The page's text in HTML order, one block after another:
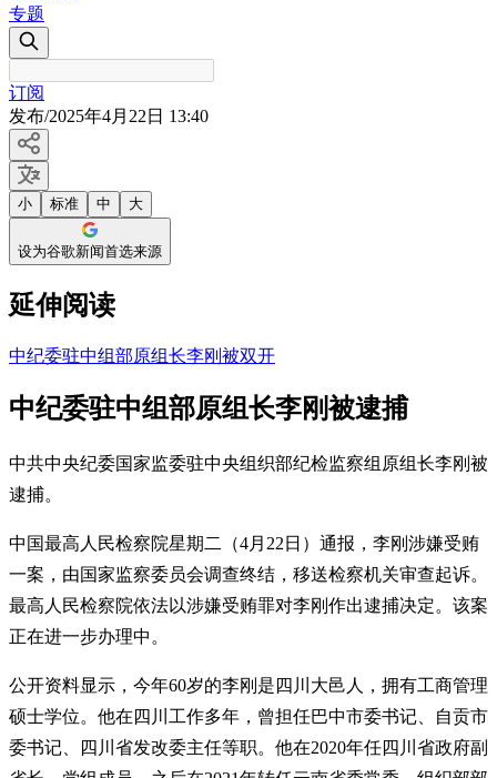
专题
订阅
发布/2025年4月22日 13:40
小 标准 中 大
设为谷歌新闻首选来源
延伸阅读
中纪委驻中组部原组长李刚被双开
中纪委驻中组部原组长李刚被逮捕
中共中央纪委国家监委驻中央组织部纪检监察组原组长李刚被
逮捕。
中国最高人民检察院星期二（4月22日）通报，李刚涉嫌受贿
一案，由国家监察委员会调查终结，移送检察机关审查起诉。
最高人民检察院依法以涉嫌受贿罪对李刚作出逮捕决定。该案
正在进一步办理中。
公开资料显示，今年60岁的李刚是四川大邑人，拥有工商管理
硕士学位。他在四川工作多年，曾担任巴中市委书记、自贡市
委书记、四川省发改委主任等职。他在2020年任四川省政府副